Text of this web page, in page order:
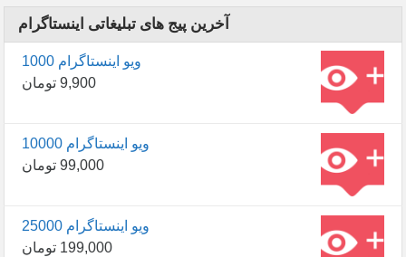
آخرین پیج های تبلیغاتی اینستاگرام
1000 ویو اینستاگرام
9,900 تومان
10000 ویو اینستاگرام
99,000 تومان
25000 ویو اینستاگرام
199,000 تومان